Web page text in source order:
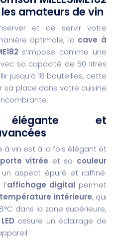
les amateurs de vin
et de servir votre
optimale, la cave à
s’impose comme une
sa capacité de 50 litres
jusqu’à 18 bouteilles, cette
sa place dans votre cuisine
élégante et
à vin est à la fois élégant et
porte vitrée et sa couleur
aspect épuré et raffiné.
affichage digital permet
température intérieure, qui
dans la zone supérieure,
assure un éclairage de